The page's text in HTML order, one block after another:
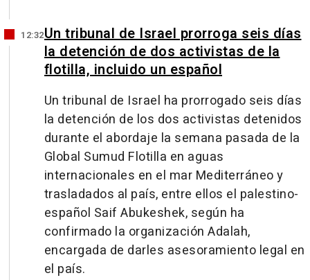
12:32Un tribunal de Israel prorroga seis días
la detención de dos activistas de la
flotilla, incluido un español
Un tribunal de Israel ha prorrogado seis días
la detención de los dos activistas detenidos
durante el abordaje la semana pasada de la
Global Sumud Flotilla en aguas
internacionales en el mar Mediterráneo y
trasladados al país, entre ellos el palestino-
español Saif Abukeshek, según ha
confirmado la organización Adalah,
encargada de darles asesoramiento legal en
el país.